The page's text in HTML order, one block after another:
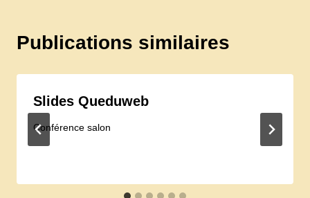
Publications similaires
Slides Queduweb
Conférence salon